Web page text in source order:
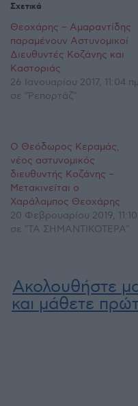
Σχετικά
Θεοχάρης – Αμαραντίδης
παραμένουν Αστυνομικοί
Διευθυντές Κοζάνης και
Καστοριάς
26 Ιανουαρίου 2017, 11:04 πμ
σε "Ρεπορτάζ"
Ο Θεόδωρος Κεραμάς,
νέος αστυνομικός
διευθυντής Κοζάνης –
Μετακινείται ο
Χαράλαμπος Θεοχάρης
20 Φεβρουαρίου 2019,
σε "ΤΑ ΣΗΜΑΝΤΙΚΟΤΕΡΑ"
Ακολουθήστε
και μάθετε